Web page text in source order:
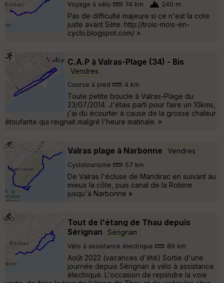
Voyage à vélo 74 km 240 m
Pas de difficulté majeure si ce n'est la cote
juste avant Sète. http://trois-mois-en-
cyclo.blogspot.com/ »
C.A.P à Valras-Plage (34) - Bis
Vendres
Course à pied 4 km
Toute petite boucle à Valras-Plage du
23/07/2014. J'étais parti pour faire un 10kms,
j'ai du écourter à cause de la grosse chaleur
étoufante qui reignait malgré l'heure matinale. »
Valras plage à Narbonne Vendres
Cyclotourisme 57 km
De Valras l'écluse de Mandirac en suivant au
mieux la côte, puis canal de la Robine
jusqu'à Narbonne »
Tout de l'étang de Thau depuis
Sérignan
Sérignan
Vélo à assistance électrique 89 km
Août 2022 (vacances d'été) Sortie d'une
journée depuis Sérignan à vélo à assistance
électrique. L'occasion de rejoindre la voie